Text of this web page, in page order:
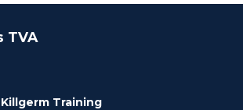
TVA
Killgerm Training